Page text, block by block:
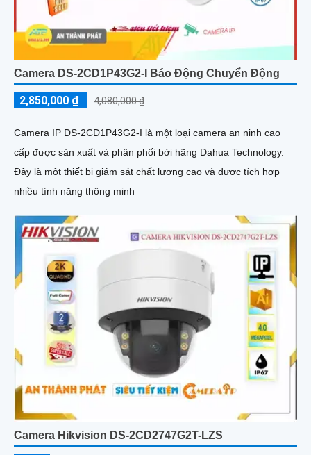
Camera DS-2CD1P43G2-I Báo Động Chuyển Động
2,850,000 ₫ 4,080,000 ₫
Camera IP DS-2CD1P43G2-I là một loại camera an ninh cao
cấp được sản xuất và phân phối bởi hãng Dahua Technology.
Đây là một thiết bị giám sát chất lượng cao và được tích hợp
nhiều tính năng thông minh
Camera Hikvision DS-2CD2747G2T-LZS